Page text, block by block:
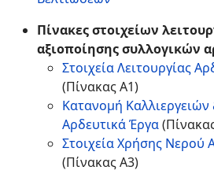
Πίνακες στοιχείων
αξιοποίησης συλλογικών
Στοιχεία Λειτουργίας
(Πίνακας Α1)
Κατανομή
Αρδευτικά Έργα
Στοιχεία Χρήσης Νερού
(Πίνακας Α3)